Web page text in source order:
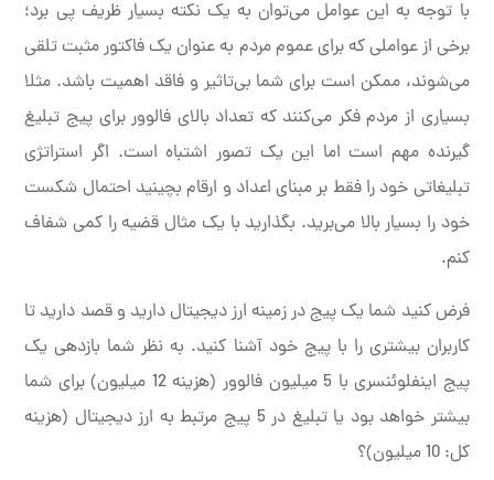
با توجه به این عوامل می‌توان به یک نکته بسیار ظریف پی برد؛
برخی از عواملی که برای عموم مردم به عنوان یک فاکتور مثبت تلقی
می‌شوند، ممکن است برای شما بی‌تاثیر و فاقد اهمیت باشد. مثلا
بسیاری از مردم فکر می‌کنند که تعداد بالای فالوور برای پیج تبلیغ
گیرنده مهم است اما این یک تصور اشتباه است. اگر استراتژی
تبلیغاتی خود را فقط بر مبنای اعداد و ارقام بچینید احتمال شکست
خود را بسیار بالا می‌برید. بگذارید با یک مثال قضیه را کمی شفاف
کنم.
فرض کنید شما یک پیج در زمینه ارز دیجیتال دارید و قصد دارید تا
کاربران بیشتری را با پیج خود آشنا کنید. به نظر شما بازدهی یک
پیج اینفلوئنسری با 5 میلیون فالوور (هزینه 12 میلیون) برای شما
بیشتر خواهد بود یا تبلیغ در 5 پیج مرتبط به ارز دیجیتال (هزینه
کل: 10 میلیون)؟